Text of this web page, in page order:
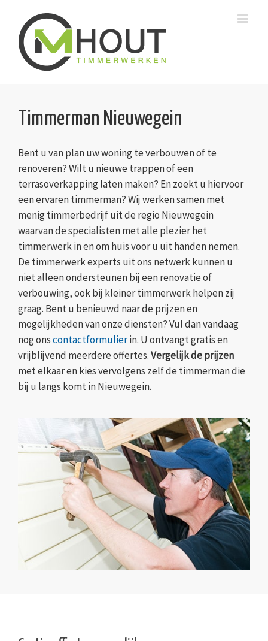
Timmerman Nieuwegein
Bent u van plan uw woning te verbouwen of te
renoveren? Wilt u nieuwe trappen of een
terrasoverkapping laten maken? En zoekt u hiervoor
een ervaren timmerman? Wij werken samen met
menig timmerbedrijf uit de regio Nieuwegein
waarvan de specialisten met alle plezier het
timmerwerk in en om huis voor u uit handen nemen.
De timmerwerk experts uit ons netwerk kunnen u
niet alleen ondersteunen bij een renovatie of
verbouwing, ook bij kleiner timmerwerk helpen zij
graag. Bent u benieuwd naar de prijzen en
mogelijkheden van onze diensten? Vul dan vandaag
nog onscontactformulierin. U ontvangt gratis en
vrijblijvend meerdere offertes.Vergelijk de prijzen
met elkaar en kies vervolgens zelf de timmerman die
bij u langs komt in Nieuwegein.